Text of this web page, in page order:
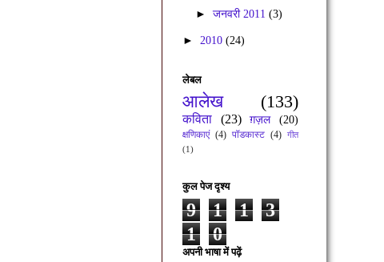
►जनवरी 2011(3)
► 2010 (24)
लेबल
आलेख (133)
कविता (23) ग़ज़ल (20)
क्षणिकाएं (4) पॉडकास्ट (4) गीत
(1)
कुल पेज दृश्य
9 1 1
3
1
0
अपनी भाषा में पढ़ें